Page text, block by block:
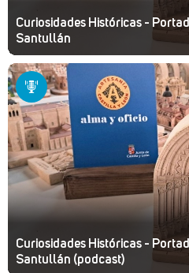
Curiosidades Históricas -
Santullán
Curiosidades Históricas -
Santullán (podcast)